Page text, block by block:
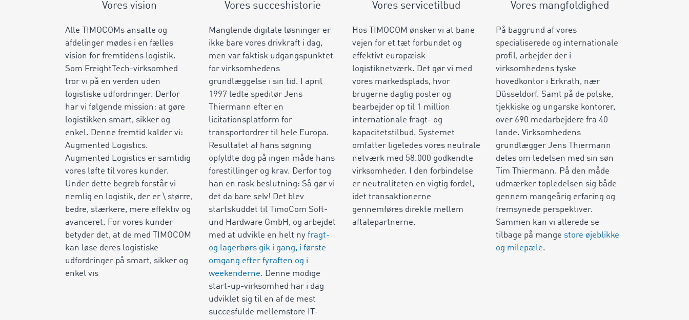
Vores vision
Alle TIMOCOMs ansatte og
afdelinger mødes i en fælles
vision for fremtidens logistik.
Som FreightTech-virksomhed
tror vi på en verden uden
logistiske udfordringer. Derfor
har vi følgende mission: at gøre
logistikken smart, sikker og
enkel. Denne fremtid kalder vi:
Augmented Logistics.
Augmented Logistics er samtidig
vores løfte til vores kunder.
Under dette begreb forstår vi
nemlig en logistik, der er \ større,
bedre, stærkere, mere effektiv og
avanceret. For vores kunder
betyder det, at de med TIMOCOM
kan løse deres logistiske
udfordringer på smart, sikker og
enkel vis
Vores succeshistorie
Manglende digitale løsninger er
ikke bare vores drivkraft i dag,
men var faktisk udgangspunktet
for virksomhedens
grundlæggelse i sin tid. I april
1997 ledte speditør Jens
Thiermann efter en
licitationsplatform for
transportordrer til hele Europa.
Resultatet af hans søgning
opfyldte dog på ingen måde hans
forestillinger og krav. Derfor tog
han en rask beslutning: Så gør vi
det da bare selv! Det blev
startskuddet til TimoCom Soft-
und Hardware GmbH, og arbejdet
med at udvikle en helt ny fragt-
og lagerbørs gik i gang, i første
omgang efter fyraften og i
weekenderne. Denne modige
start-up-virksomhed har i dag
udviklet sig til en af de mest
succesfulde mellemstore IT-
Vores servicetilbud
Hos TIMOCOM ønsker vi at bane
vejen for et tæt forbundet og
effektivt europæisk
logistiknetværk. Det gør vi med
vores markedsplads, hvor
brugerne daglig poster og
bearbejder op til 1 million
internationale fragt- og
kapacitetstilbud. Systemet
omfatter ligeledes vores neutrale
netværk med 58.000 godkendte
virksomheder. I den forbindelse
er neutraliteten en vigtig fordel,
idet transaktionerne
gennemføres direkte mellem
aftalepartnerne.
Vores mangfoldighed
På baggrund af vores
specialiserede og internationale
profil, arbejder der i
virksomhedens tyske
hovedkontor i Erkrath, nær
Düsseldorf. Samt på de polske,
tjekkiske og ungarske kontorer,
over 690 medarbejdere fra 40
lande. Virksomhedens
grundlægger Jens Thiermann
deles om ledelsen med sin søn
Tim Thiermann. På den måde
udmærker topledelsen sig både
gennem mangeårig erfaring og
fremsynede perspektiver.
Sammen kan vi allerede se
tilbage på mange store øjeblikke
og milepæle.